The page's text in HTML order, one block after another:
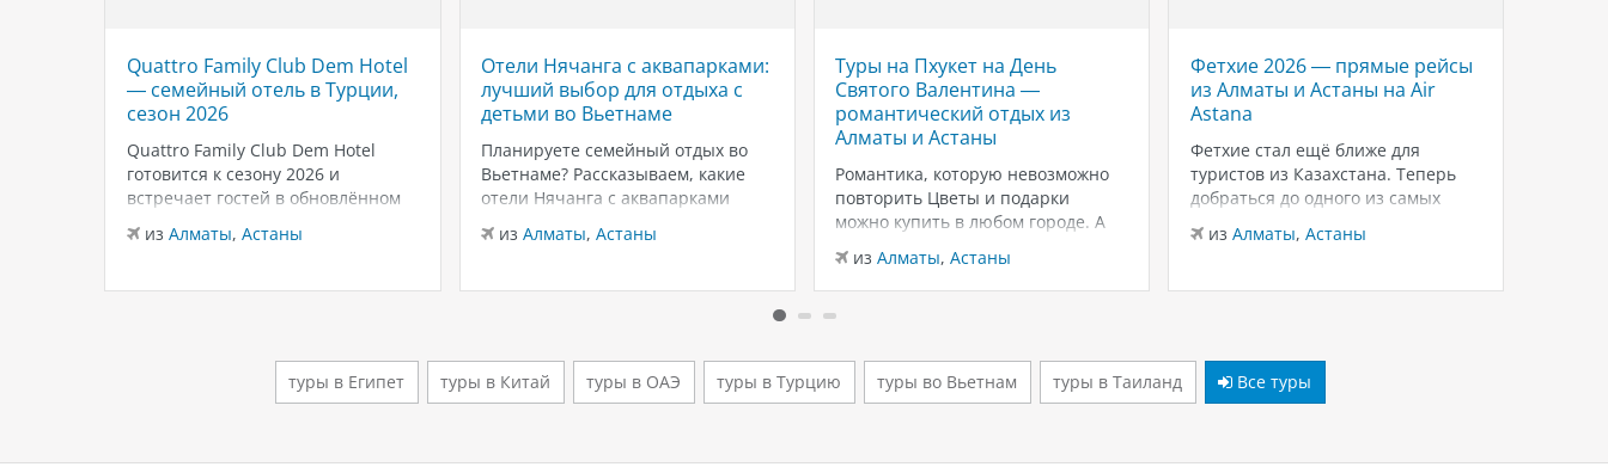
Quattro Family Club Dem Hotel
— семейный отель в Турции,
сезон 2026
Quattro Family Club Dem Hotel
готовится к сезону 2026 и
встречает гостей в обновлённом
формате, делая ставку на
повышенный комфорт,
спокойного семейного отдыха у
семейный отель в…
из Алматы, Астаны
Отели Нячанга с аквапарками:
лучший выбор для отдыха с
детьми во Вьетнаме
Планируете семейный отдых во
Вьетнаме? Рассказываем, какие
отели Нячанга с аквапарками
подойдут для отдыха с детьми:
бассейны, горки, пляжи и
Нячанг — один из самых
удачно сочетаются тёплый
климат,…
из Алматы, Астаны
Туры на Пхукет на День
Святого Валентина —
романтический отдых из
Алматы и Астаны
Романтика, которую невозможно
повторить Цветы и подарки
можно купить в любом городе. А
вот тёплый песок, закаты у
Андаманского моря и несколько
дней только для вас двоих — это
эмоции, которые запоминаются
из лучших…
изАлматы,Астаны
Фетхие 2026 — прямые рейсы
из Алматы и Астаны на Air
Astana
Фетхие стал ещё ближе для
туристов из Казахстана. Теперь
добраться до одного из самых
живописных курортов Турции
можно на прямых рейсах в
авиакомпанией Air Astana.
комфорта уже…
из Алматы, Астаны
туры в Египет туры в Китай туры в ОАЭ туры в Турцию туры во Вьетнам туры в Таиланд Все туры